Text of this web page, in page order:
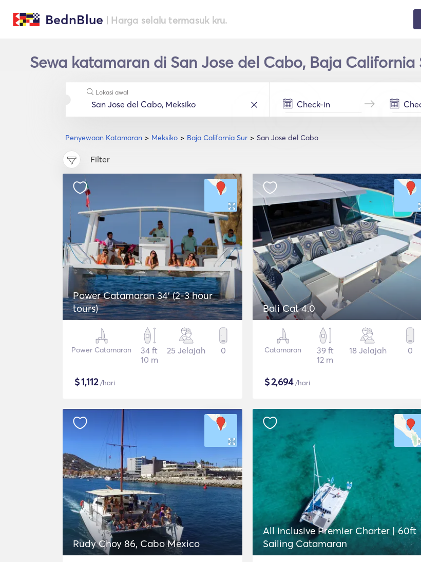
BednBlue | Harga selalu termasuk kru.
Sewa katamaran di San Jose del Cabo, Baja
Penyewaan Katamaran Meksiko Baja California Sur San Jose del Cabo
Lokasi awal
Filter
Power Catamaran 34' (2-3 hour
tours)
Power Catamaran
34 ft
10 m
25 Jelajah 0
$1,112/hari
Bali Cat 4.0
Catamaran
39 ft
12 m
18 Jelajah 0
$2,694/hari
Rudy Choy 86, Cabo Mexico
All Inclusive Premier Charter | 60ft
Sailing Catamaran